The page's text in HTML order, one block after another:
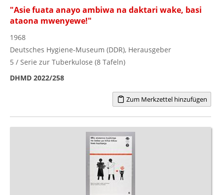
"Asie fuata anayo ambiwa na daktari wake, basi
ataona mwenyewe!"
1968
Deutsches Hygiene-Museum (DDR), Herausgeber
5 / Serie zur Tuberkulose (8 Tafeln)
DHMD 2022/258
Zum Merkzettel hinzufügen